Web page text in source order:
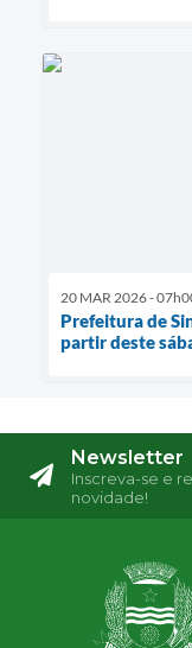
20 MAR 2026 -
Prefeitura de
partir deste
Newsletter
Inscreva-se e
novidade!